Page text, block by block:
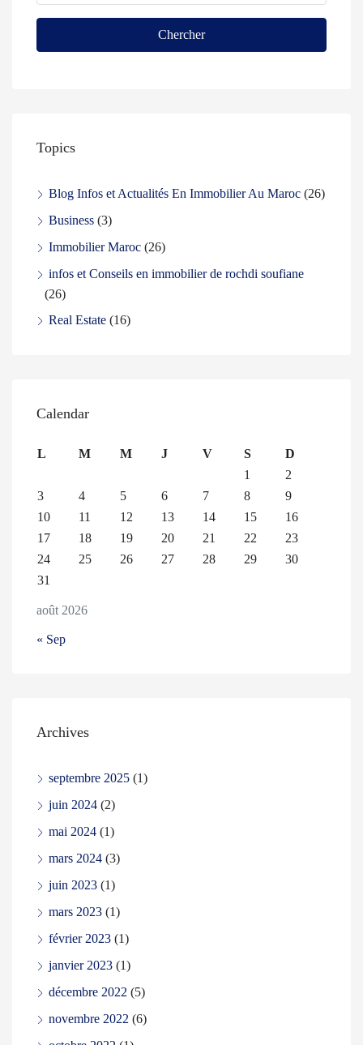
Chercher
Topics
Blog Infos et Actualités En Immobilier Au Maroc (26)
Business (3)
Immobilier Maroc (26)
infos et Conseils en immobilier de rochdi soufiane
(26)
Real Estate (16)
Calendar
août 2026
L M M J V S
D
1
2
3
4 5 6 7 8
9
10
11 12 13 14 15
16
17
18 19 20 21 22
23
24
25 26 27 28 29
30
31
« Sep
Archives
septembre 2025 (1)
juin 2024 (2)
mai 2024 (1)
mars 2024 (3)
juin 2023 (1)
mars 2023 (1)
février 2023 (1)
janvier 2023 (1)
décembre 2022 (5)
novembre 2022 (6)